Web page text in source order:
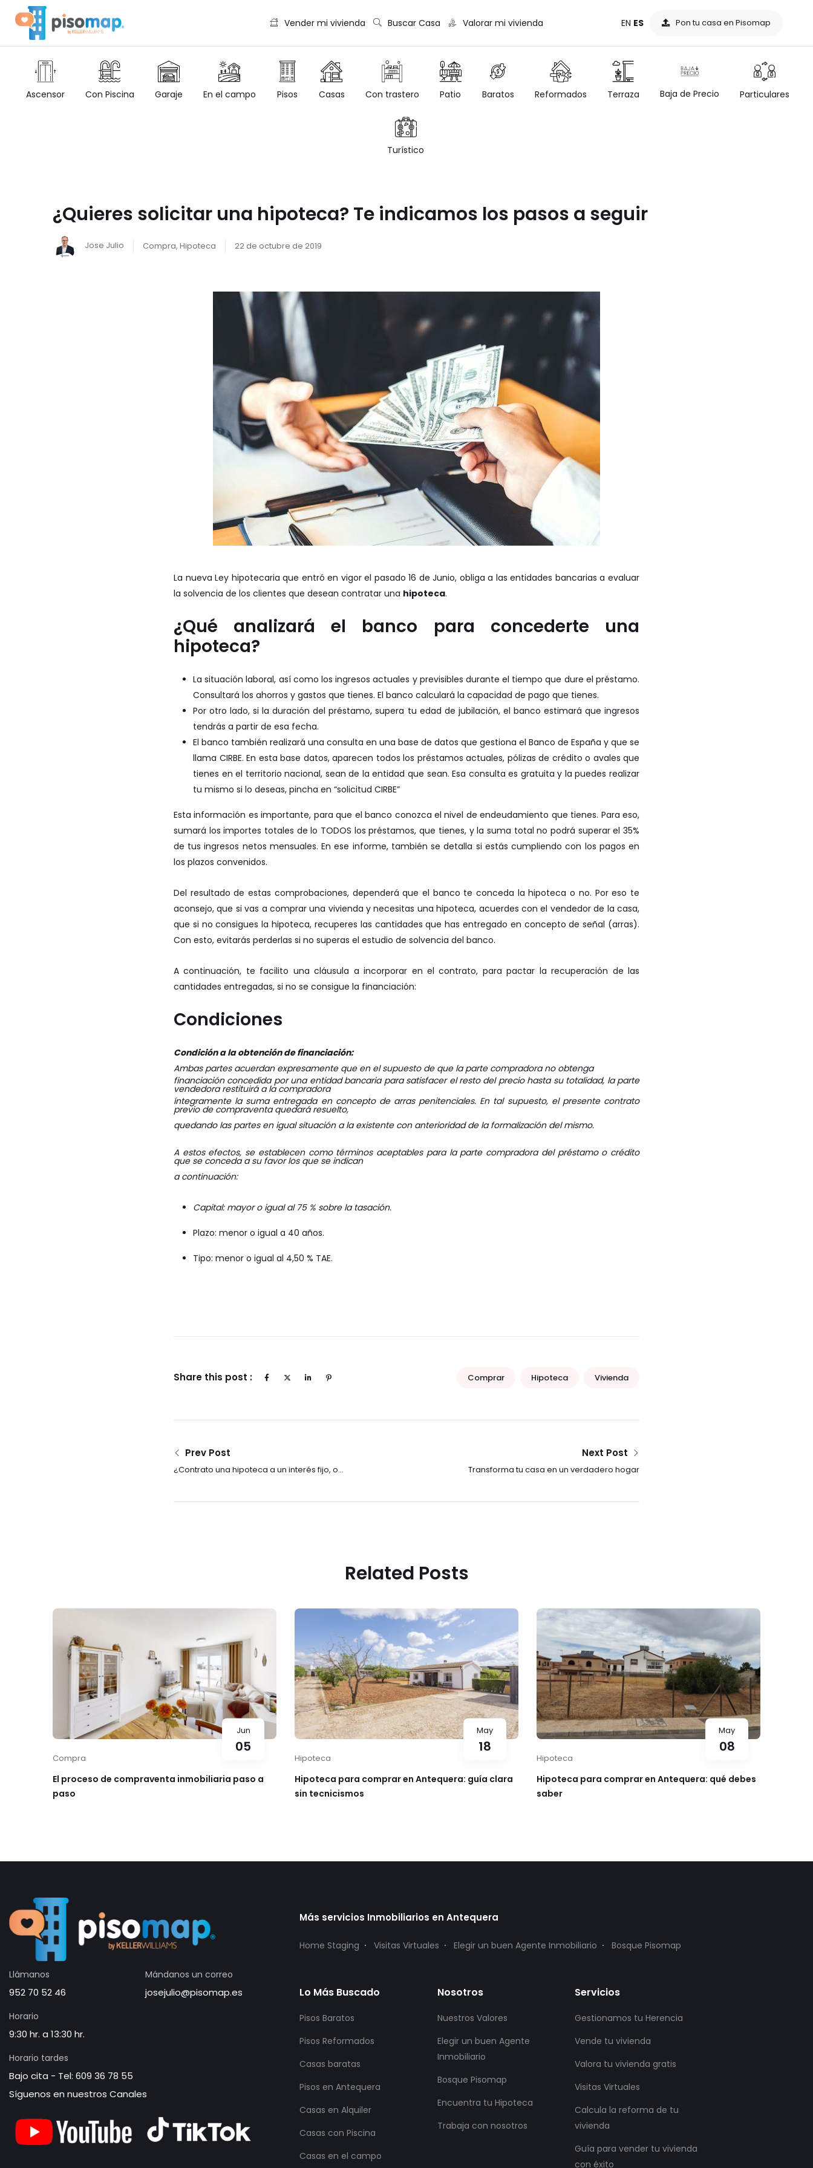
Vender mi vivienda Buscar Casa Valorar mi vivienda EN ES Pon tu casa en Pisomap
Ascensor Con Piscina Garaje En el campo Pisos Casas Con trastero Patio Baratos Reformados Terraza Baja de Precio Particulares
Turístico
¿Quieres solicitar una hipoteca? Te indicamos los pasos a seguir
Jose Julio Compra, Hipoteca 22 de octubre de 2019
La nueva Ley hipotecaria que entró en vigor el pasado 16 de Junio, obliga a las entidades bancarias a evaluar
la solvencia de los clientes que desean contratar una hipoteca.
¿Qué analizará el banco para concederte una
hipoteca?
La situación laboral, así como los ingresos actuales y previsibles durante el tiempo que dure el préstamo.
Consultará los ahorros y gastos que tienes. El banco calculará la capacidad de pago que tienes.
Por otro lado, si la duración del préstamo, supera tu edad de jubilación, el banco estimará que ingresos
tendrás a partir de esa fecha.
El banco también realizará una consulta en una base de datos que gestiona el Banco de España y que se
llama CIRBE. En esta base datos, aparecen todos los préstamos actuales, pólizas de crédito o avales que
tienes en el territorio nacional, sean de la entidad que sean. Esa consulta es gratuita y la puedes realizar
tu mismo si lo deseas, pincha en “solicitud CIRBE”
Esta información es importante, para que el banco conozca el nivel de endeudamiento que tienes. Para eso,
sumará los importes totales de lo TODOS los préstamos, que tienes, y la suma total no podrá superar el 35%
de tus ingresos netos mensuales. En ese informe, también se detalla si estás cumpliendo con los pagos en
los plazos convenidos.
Del resultado de estas comprobaciones, dependerá que el banco te conceda la hipoteca o no. Por eso te
aconsejo, que si vas a comprar una vivienda y necesitas una hipoteca, acuerdes con el vendedor de la casa,
que si no consigues la hipoteca, recuperes las cantidades que has entregado en concepto de señal (arras).
Con esto, evitarás perderlas si no superas el estudio de solvencia del banco.
A continuación, te facilito una cláusula a incorporar en el contrato, para pactar la recuperación de las
cantidades entregadas, si no se consigue la financiación:
Condiciones
Condición a la obtención de financiación:
Ambas partes acuerdan expresamente que en el supuesto de que la parte compradora no obtenga
financiación concedida por una entidad bancaria para satisfacer el resto del precio hasta su totalidad, la parte
vendedora restituirá a la compradora
íntegramente la suma entregada en concepto de arras penitenciales. En tal supuesto, el presente contrato
previo de compraventa quedará resuelto,
quedando las partes en igual situación a la existente con anterioridad de la formalización del mismo.
A estos efectos, se establecen como términos aceptables para la parte compradora del préstamo o crédito
que se conceda a su favor los que se indican
a continuación:
Capital: mayor o igual al 75 % sobre la tasación.
Plazo: menor o igual a 40 años.
Tipo: menor o igual al 4,50 % TAE.
Share this post : Comprar Hipoteca Vivienda
Prev Post
¿Contrato una hipoteca a un interés fijo, o
Next Post
Transforma tu casa en un verdadero hogar
Related Posts
Jun
05
Compra
El proceso de compraventa inmobiliaria paso a
paso
May
18
Hipoteca
Hipoteca para comprar en Antequera: guía clara
sin tecnicismos
May
08
Hipoteca
Hipoteca para comprar en Antequera: qué debes
saber
Llámanos
952 70 52 46
Mándanos un correo
josejulio@pisomap.es
Horario
9:30 hr. a 13:30 hr.
Horario tardes
Bajo cita - Tel: 609 36 78 55
Síguenos en nuestros Canales
Más servicios Inmobiliarios en Antequera
Home Staging Visitas Virtuales Elegir un buen Agente Inmobiliario Bosque Pisomap
Lo Más Buscado
Pisos Baratos
Pisos Reformados
Casas baratas
Pisos en Antequera
Casas en Alquiler
Casas con Piscina
Casas en el campo
Nosotros
Nuestros Valores
Elegir un buen Agente
Inmobiliario
Bosque Pisomap
Encuentra tu Hipoteca
Trabaja con nosotros
Servicios
Gestionamos tu Herencia
Vende tu vivienda
Valora tu vivienda gratis
Visitas Virtuales
Calcula la reforma de tu
vivienda
Guía para vender tu vivienda
con éxito